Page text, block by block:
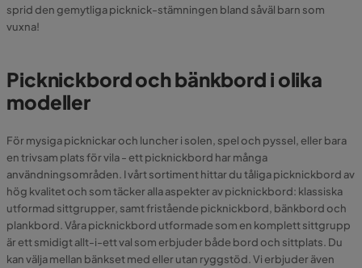
sprid den gemytliga picknick-stämningen bland såväl barn som
vuxna!
Picknickbord och bänkbord i olika
modeller
För mysiga picknickar och luncher i solen, spel och pyssel, eller bara
en trivsam plats för vila - ett picknickbord har många
användningsområden. I vårt sortiment hittar du tåliga picknickbord av
hög kvalitet och som täcker alla aspekter av picknickbord: klassiska
utformad sittgrupper, samt fristående picknickbord, bänkbord och
plankbord. Våra picknickbord utformade som en komplett sittgrupp
är ett smidigt allt-i-ett val som erbjuder både bord och sittplats. Du
kan välja mellan bänkset med eller utan ryggstöd. Vi erbjuder även